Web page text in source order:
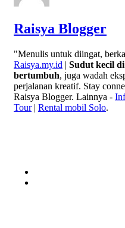
Raisya Blogger
"Menulis untuk diingat,
Raisya.my.id | Sudut kecil
bertumbuh, juga wadah
perjalanan kreatif. Stay
Raisya Blogger. Lainnya -
Tour| Rental mobil Solo.